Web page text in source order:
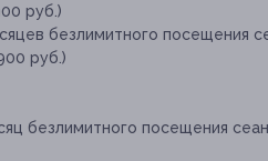
руб.)
безлимитного посещения
руб.)
безлимитного посещения